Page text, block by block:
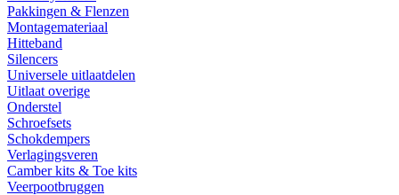
Pakkingen & Flenzen
Montagemateriaal
Hitteband
Silencers
Universele uitlaatdelen
Uitlaat overige
Onderstel
Schroefsets
Schokdempers
Verlagingsveren
Camber kits & Toe kits
Veerpootbruggen